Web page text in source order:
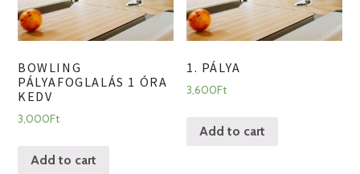
BOWLING
PÁLYAFOGLALÁS 1 ÓRA
KEDV
3,000Ft
Add to cart
1. PÁLYA
3,600Ft
Add to cart